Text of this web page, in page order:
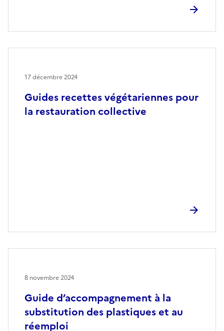
Guides recettes végétariennes pour
la restauration collective
17 décembre 2024
Guide d’accompagnement à la
substitution des plastiques et au
réemploi
8 novembre 2024